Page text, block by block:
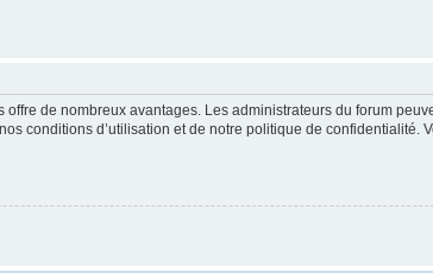
de nombreux avantages. Les administrateurs du forum
conditions d’utilisation et de notre politique de confidentialité.